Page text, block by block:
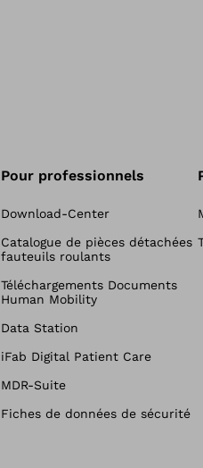
Pour professionnels
Download-Center
Catalogue de pièces détachées
fauteuils roulants
Téléchargements Documents
Human Mobility
Data Station
iFab Digital Patient Care
MDR-Suite
Fiches de données de sécurité